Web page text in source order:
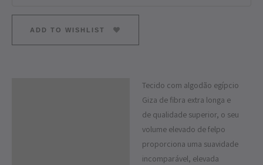
ADD TO WISHLIST
Tecido com algodão egípcio
Giza de fibra extra longa e
de qualidade superior, o seu
volume elevado de felpo
proporciona uma suavidade
incomparável, elevada